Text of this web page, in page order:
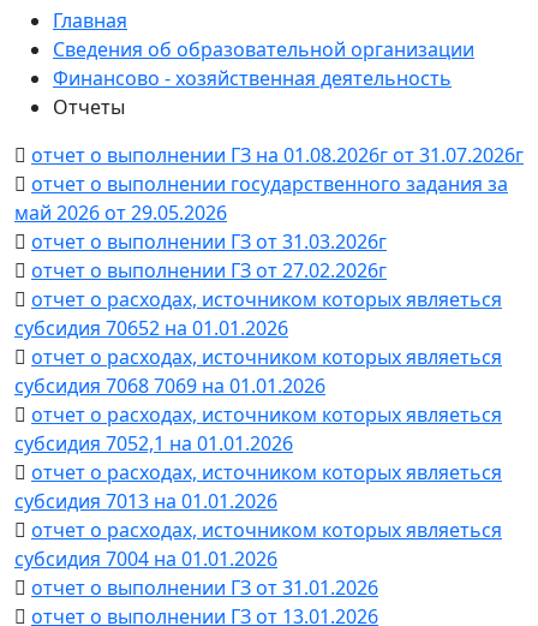
Главная
Сведения об образовательной организации
Финансово - хозяйственная деятельность
Отчеты
отчет о выполнении ГЗ на 01.08.2026г от 31.07.2026г
отчет о выполнении государственного задания за
май 2026 от 29.05.2026
отчет о выполнении ГЗ от 31.03.2026г
отчет о выполнении ГЗ от 27.02.2026г
отчет о расходах, источником которых являеться
субсидия 70652 на 01.01.2026
отчет о расходах, источником которых являеться
субсидия 7068 7069 на 01.01.2026
отчет о расходах, источником которых являеться
субсидия 7052,1 на 01.01.2026
отчет о расходах, источником которых являеться
субсидия 7013 на 01.01.2026
отчет о расходах, источником которых являеться
субсидия 7004 на 01.01.2026
отчет о выполнении ГЗ от 31.01.2026
отчет о выполнении ГЗ от 13.01.2026